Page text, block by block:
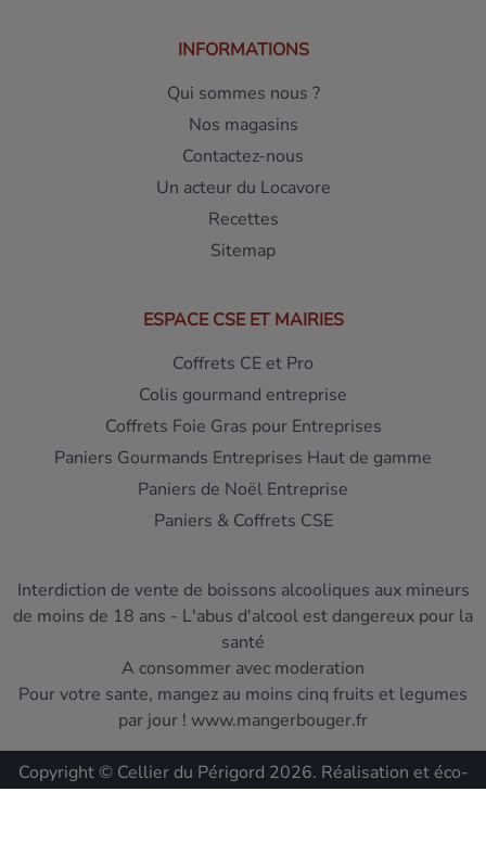
INFORMATIONS
Qui sommes nous ?
Nos magasins
Contactez-nous
Un acteur du Locavore
Recettes
Sitemap
ESPACE CSE ET MAIRIES
Coffrets CE et Pro
Colis gourmand entreprise
Coffrets Foie Gras pour Entreprises
Paniers Gourmands Entreprises Haut de gamme
Paniers de Noël Entreprise
Paniers & Coffrets CSE
Interdiction de vente de boissons alcooliques aux mineurs
de moins de 18 ans - L'abus d'alcool est dangereux pour la
santé
A consommer avec moderation
Pour votre sante, mangez au moins cinq fruits et legumes
par jour ! www.mangerbouger.fr
Copyright © Cellier du Périgord 2026. Réalisation et éco-